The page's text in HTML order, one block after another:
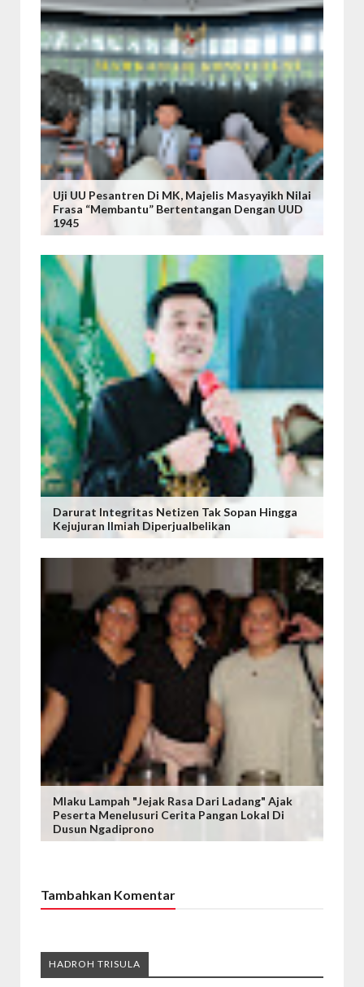
Uji UU Pesantren Di MK, Majelis Masyayikh Nilai
Frasa “Membantu” Bertentangan Dengan UUD
1945
Darurat Integritas Netizen Tak Sopan Hingga
Kejujuran Ilmiah Diperjualbelikan
Mlaku Lampah "Jejak Rasa Dari Ladang" Ajak
Peserta Menelusuri Cerita Pangan Lokal Di
Dusun Ngadiprono
Tambahkan Komentar
HADROH TRISULA